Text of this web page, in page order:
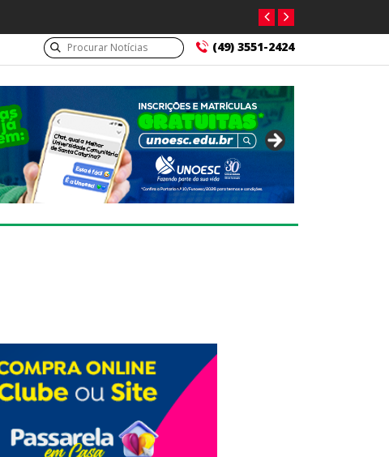
se manifesta após prisão de farmacêutico suspeito de tráfico
(49) 3551-2424